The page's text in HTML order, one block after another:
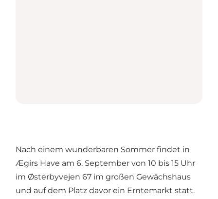
Nach einem wunderbaren Sommer findet in
Ægirs Have am 6. September von 10 bis 15 Uhr
im Østerbyvejen 67 im großen Gewächshaus
und auf dem Platz davor ein Erntemarkt statt.